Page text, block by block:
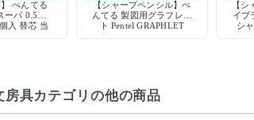
】 ぺんてる
ーパ 0.5mm
入 替芯 当
【シャープペンシル】ぺ
んてる 製図用グラフレッ
ト Pentel GRAPHLET
【
イブ
シ
房具カテゴリの他の商品